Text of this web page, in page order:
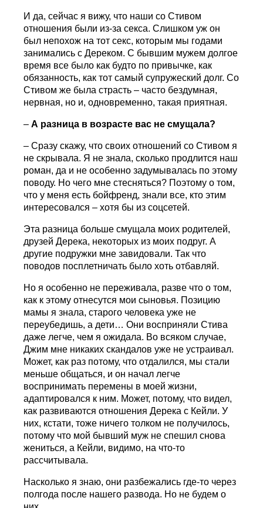
И да, сейчас я вижу, что наши со Стивом
отношения были из-за секса. Слишком уж он
был непохож на тот секс, которым мы годами
занимались с Дереком. С бывшим мужем долгое
время все было как будто по привычке, как
обязанность, как тот самый супружеский долг. Со
Стивом же была страсть – часто бездумная,
нервная, но и, одновременно, такая приятная.
–А разница в возрасте вас не смущала?
– Сразу скажу, что своих отношений со Стивом я
не скрывала. Я не знала, сколько продлится наш
роман, да и не особенно задумывалась по этому
поводу. Но чего мне стесняться? Поэтому о том,
что у меня есть бойфренд, знали все, кто этим
интересовался – хотя бы из соцсетей.
Эта разница больше смущала моих родителей,
друзей Дерека, некоторых из моих подруг. А
другие подружки мне завидовали. Так что
поводов посплетничать было хоть отбавляй.
Но я особенно не переживала, разве что о том,
как к этому отнесутся мои сыновья. Позицию
мамы я знала, старого человека уже не
переубедишь, а дети… Они восприняли Стива
даже легче, чем я ожидала. Во всяком случае,
Джим мне никаких скандалов уже не устраивал.
Может, как раз потому, что отдалился, мы стали
меньше общаться, и он начал легче
воспринимать перемены в моей жизни,
адаптировался к ним. Может, потому, что видел,
как развиваются отношения Дерека с Кейли. У
них, кстати, тоже ничего толком не получилось,
потому что мой бывший муж не спешил снова
жениться, а Кейли, видимо, на что-то
рассчитывала.
Насколько я знаю, они разбежались где-то через
полгода после нашего развода. Но не будем о